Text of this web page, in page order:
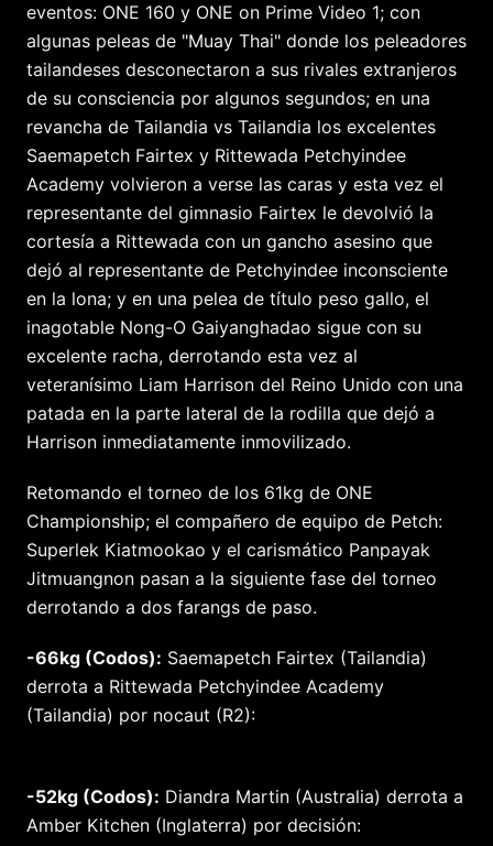
eventos: ONE 160 y ONE on Prime Video 1; con
algunas peleas de "Muay Thai" donde los peleadores
tailandeses desconectaron a sus rivales extranjeros
de su consciencia por algunos segundos; en una
revancha de Tailandia vs Tailandia los excelentes
Saemapetch Fairtex y Rittewada Petchyindee
Academy volvieron a verse las caras y esta vez el
representante del gimnasio Fairtex le devolvió la
cortesía a Rittewada con un gancho asesino que
dejó al representante de Petchyindee inconsciente
en la lona; y en una pelea de título peso gallo, el
inagotable Nong-O Gaiyanghadao sigue con su
excelente racha, derrotando esta vez al
veteranísimo Liam Harrison del Reino Unido con una
patada en la parte lateral de la rodilla que dejó a
Harrison inmediatamente inmovilizado.
Retomando el torneo de los 61kg de ONE
Championship; el compañero de equipo de Petch:
Superlek Kiatmookao y el carismático Panpayak
Jitmuangnon pasan a la siguiente fase del torneo
derrotando a dos farangs de paso.
-66kg (Codos): Saemapetch Fairtex (Tailandia)
derrota a Rittewada Petchyindee Academy
(Tailandia) por nocaut (R2):
-52kg (Codos): Diandra Martin (Australia) derrota a
Amber Kitchen (Inglaterra) por decisión: